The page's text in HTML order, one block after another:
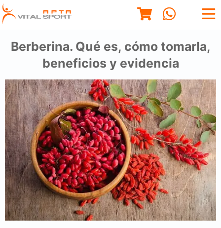
Berberina. Qué es, cómo tomarla,
beneficios y evidencia